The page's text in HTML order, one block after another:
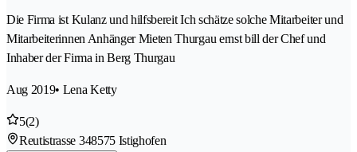
Die Firma ist Kulanz und hilfsbereit Ich schätze solche Mitarbeiter und
Mitarbeiterinnen Anhänger Mieten Thurgau ernst bill der Chef und
Inhaber der Firma in Berg Thurgau
Aug 2019• Lena Ketty
5(2)
Reutistrasse 348575 Istighofen